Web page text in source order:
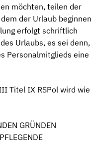
möchten, teilen der
der Urlaub beginnen
erfolgt schriftlich
Urlaubs, es sei denn,
Personalmitglieds eine
Titel IX RSPol wird wie
GRÜNDEN